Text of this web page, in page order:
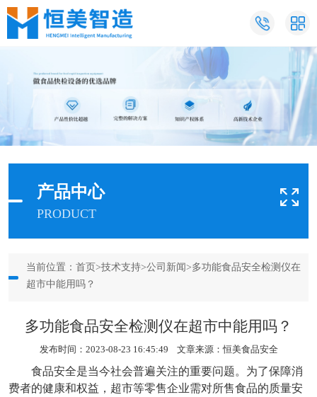
产品中心
PRODUCT
当前位置： 首页 >技术支持>公司新闻>多功能食品安全检测仪在
超市中能用吗？
多功能食品安全检测仪在超市中能用吗？
发布时间：2023-08-23 16:45:49 文章来源：恒美食品安全
食品安全是当今社会普遍关注的重要问题。为了保障消
费者的健康和权益，超市等零售企业需对所售食品的质量安